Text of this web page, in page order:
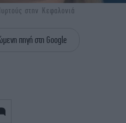
ΖΩΔΙΑ
ELAMEFORA
στην Κεφαλονιά
πηγή στη Google